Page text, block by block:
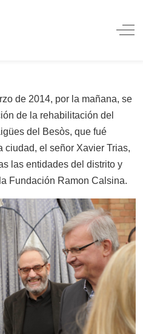
Off-
de 2014, por la mañana, se
de la rehabilitación del
del Besòs, que fué
ciudad, el señor Xavier Trias,
las entidades del distrito y
Fundación Ramon Calsina.